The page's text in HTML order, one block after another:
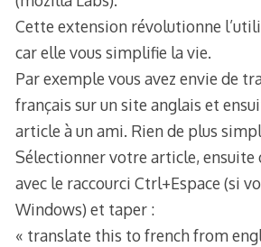
Cette extension révolutionne
car elle vous simplifie la vie.
Par exemple vous avez envie de
français sur un site anglais et
article à un ami. Rien de plus
Sélectionner votre article, ensuite
avec le raccourci Ctrl+Espace (si
Windows) et taper :
« translate this to french from